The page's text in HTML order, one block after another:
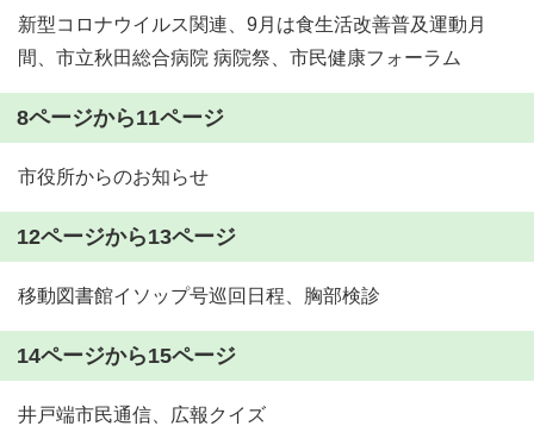
新型コロナウイルス関連、9月は食生活改善普及運動月
間、市立秋田総合病院 病院祭、市民健康フォーラム
8ページから11ページ
市役所からのお知らせ
12ページから13ページ
移動図書館イソップ号巡回日程、胸部検診
14ページから15ページ
井戸端市民通信、広報クイズ